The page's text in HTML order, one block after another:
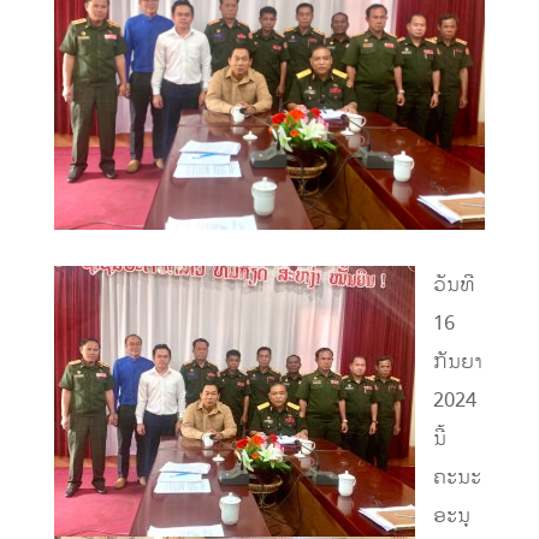
ວັນທີ
16
ກັນຍາ
2024
ນີ້
ຄະນະ
ອະນຸ